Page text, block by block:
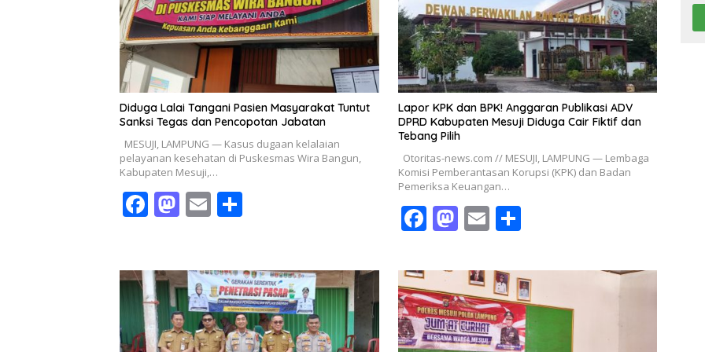
o
k
n o
k
n
Diduga Lalai Tangani Pasien Masyarakat Tuntut
Sanksi Tegas dan Pencopotan Jabatan
MESUJI, LAMPUNG — Kasus dugaan kelalaian
pelayanan kesehatan di Puskesmas Wira Bangun,
Kabupaten Mesuji,…
F
b
o
o
M
d
o
n
E
l e
Lapor KPK dan BPK! Anggaran Publikasi ADV
DPRD Kabupaten Mesuji Diduga Cair Fiktif dan
Tebang Pilih
Otoritas-news.com // MESUJI, LAMPUNG — Lembaga
Komisi Pemberantasan Korupsi (KPK) dan Badan
Pemeriksa Keuangan…
F
e
b
o
o
M
to
d
o
n
E
ai
l
S
ar
e